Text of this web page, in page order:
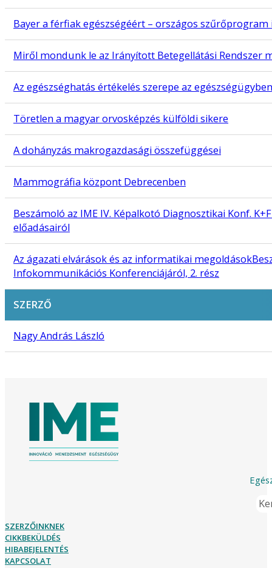
Bayer a férfiak egészségéért – országos
Miről mondunk le az Irányított Betegellátási Rendszer
Az egészséghatás értékelés szerepe az egészségügyben
Töretlen a magyar orvosképzés külföldi sikere
A dohányzás makrogazdasági összefüggései
Mammográfia központ Debrecenben
Beszámoló az IME IV. Képalkotó Diagnosztikai Konf.
előadásairól
Az ágazati elvárások és az informatikai
Infokommunikációs Konferenciájáról, 2. rész
SZERZŐ
Nagy András László
SZERZŐINKNEK
CIKKBEKÜLDÉS
HIBABEJELENTÉS
KAPCSOLAT